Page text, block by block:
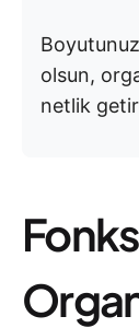
olsun,
netlik